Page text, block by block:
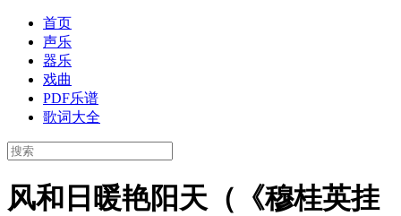
首页
声乐
器乐
戏曲
PDF乐谱
歌词大全
风和日暖艳阳天（《穆桂英挂